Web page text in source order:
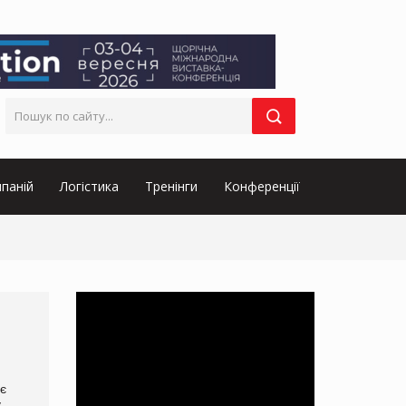
Логістика Тренінги Конференції